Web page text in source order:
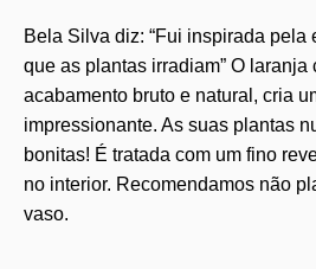
Bela Silva diz: “Fui inspirada pela
que as plantas irradiam” O laranja
acabamento bruto e natural, cria
impressionante. As suas plantas
bonitas! É tratada com um fino
no interior. Recomendamos não
vaso.